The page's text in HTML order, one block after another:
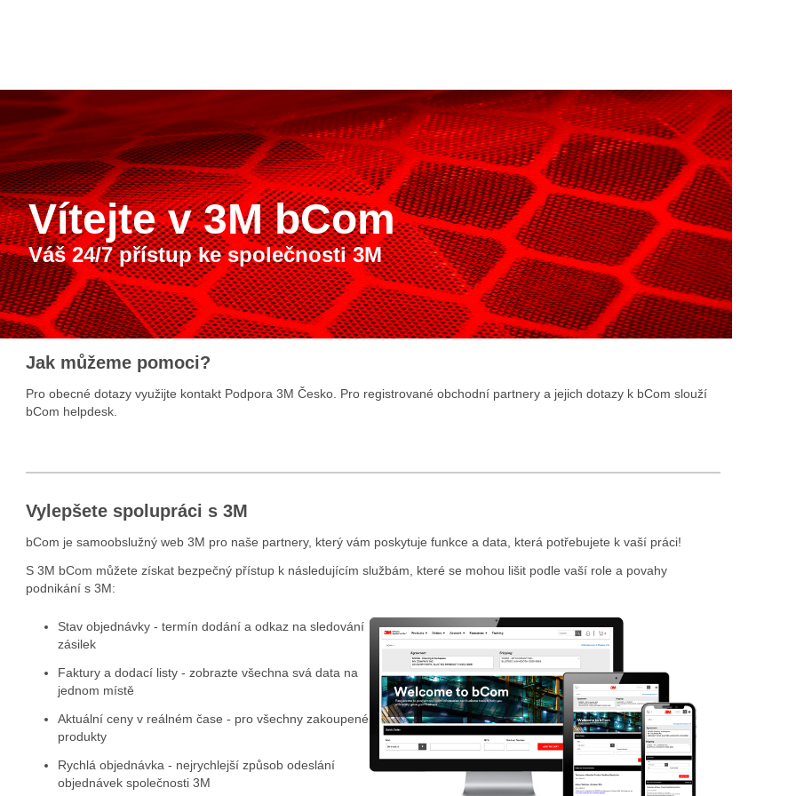
Vítejte v 3M bCom
Váš 24/7 přístup ke společnosti 3M
Jak můžeme pomoci?
Pro obecné dotazy využijte kontakt Podpora 3M Česko. Pro registrované obchodní partnery a jejich dotazy k bCom slouží
bCom helpdesk.
Vylepšete spolupráci s 3M
bCom je samoobslužný web 3M pro naše partnery, který vám poskytuje funkce a data, která potřebujete k vaší práci!
S 3M bCom můžete získat bezpečný přístup k následujícím službám, které se mohou lišit podle vaší role a povahy
podnikání s 3M:
Stav objednávky - termín dodání a odkaz na sledování
zásilek
Faktury a dodací listy - zobrazte všechna svá data na
jednom místě
Aktuální ceny v reálném čase - pro všechny zakoupené
produkty
Rychlá objednávka - nejrychlejší způsob odeslání
objednávek společnosti 3M